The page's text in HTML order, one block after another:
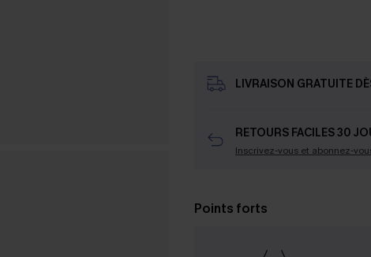
LIVRAISON GRATUITE
RETOURS FACILES 30
Inscrivez-vous et abonnez-
Points forts